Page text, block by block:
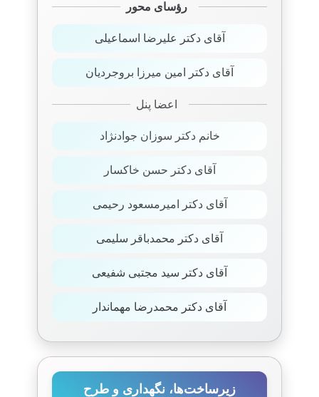
رؤسای محور
آقای دکتر علیرضا اسماعیلی
آقای دکتر امین میرزا بروجردیان
اعضا پنل
خانم دکتر سوزان جوادنژاد
آقای دکتر حسن خاکسار
آقای دکتر امیرمسعود رحیمی
آقای دکتر محمدباقر سلیمی
آقای دکتر سید مجتبی شفیعی
آقای دکتر محمدرضا مهماندار
زیرساخت‌ها، نگهداری و طرح